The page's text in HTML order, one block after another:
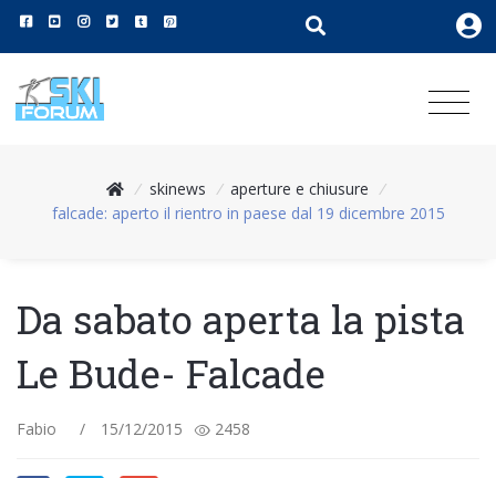
/ skinews / aperture e chiusure /
falcade: aperto il rientro in paese dal 19 dicembre 2015
Da sabato aperta la pista
Le Bude- Falcade
Fabio / 15/12/2015 2458